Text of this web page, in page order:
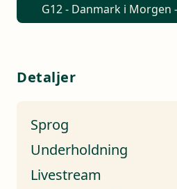
G12 - Danmark i Morgen
Detaljer
Sprog
Underholdning
Livestream